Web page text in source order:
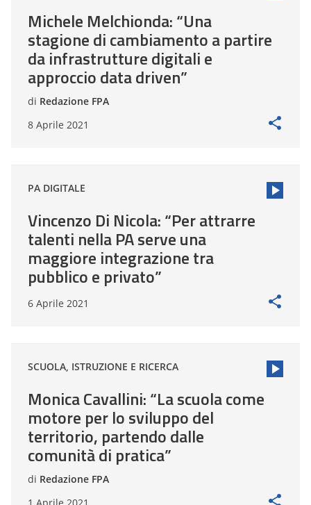
Michele Melchionda: “Una
stagione di cambiamento a partire
da infrastrutture digitali e
approccio data driven”
di Redazione FPA
8 Aprile 2021
PA DIGITALE
Vincenzo Di Nicola: “Per attrarre
talenti nella PA serve una
maggiore integrazione tra
pubblico e privato”
6 Aprile 2021
SCUOLA, ISTRUZIONE E RICERCA
Monica Cavallini: “La scuola come
motore per lo sviluppo del
territorio, partendo dalle
comunità di pratica”
di Redazione FPA